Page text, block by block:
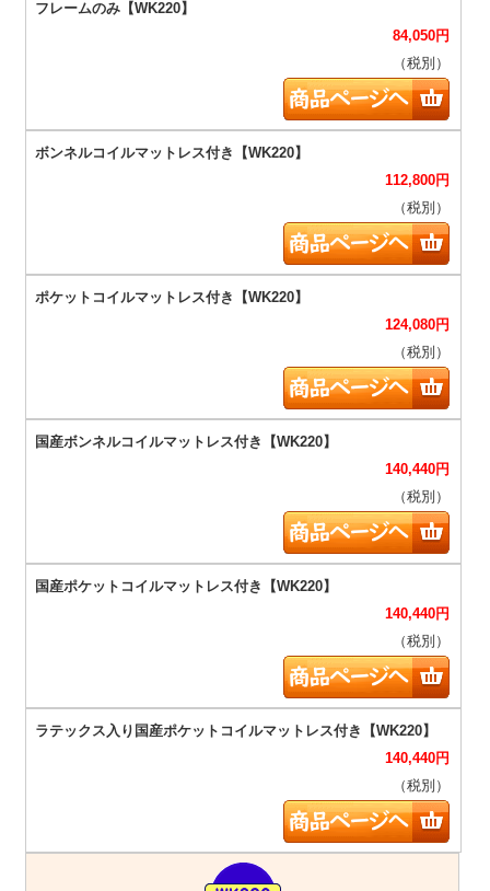
84,050円
（税別）
112,800円
（税別）
124,080円
（税別）
140,440円
（税別）
140,440円
（税別）
140,440円
（税別）